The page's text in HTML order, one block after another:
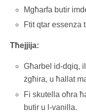
Mgħarfa butir
Ftit qtar essenza
Tħejjija:
Għarbel id-dqiq,
żgħira, u ħallat
Fi skutella oħra
butir u l-vanilla.